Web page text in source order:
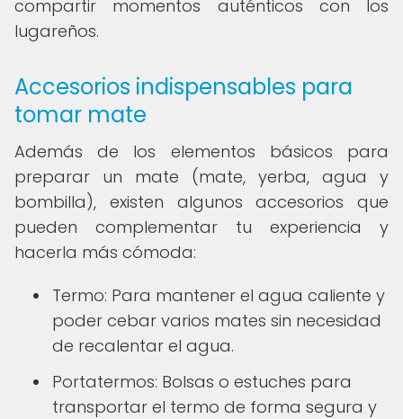
compartir momentos auténticos con los
lugareños.
Accesorios indispensables para
tomar mate
Además de los elementos básicos para
preparar un mate (mate, yerba, agua y
bombilla), existen algunos accesorios que
pueden complementar tu experiencia y
hacerla más cómoda:
Termo: Para mantener el agua caliente y
poder cebar varios mates sin necesidad
de recalentar el agua.
Portatermos: Bolsas o estuches para
transportar el termo de forma segura y